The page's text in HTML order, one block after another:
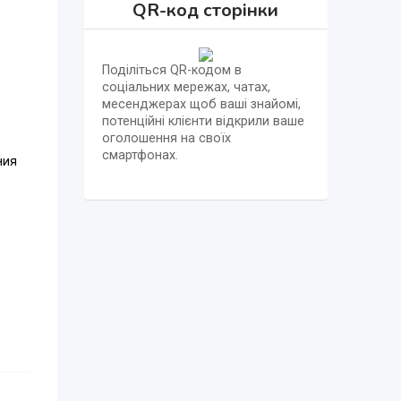
QR-код сторінки
Поділіться QR-кодом в
соціальних мережах, чатах,
месенджерах щоб ваші знайомі,
потенційні клієнти відкрили ваше
оголошення на своїх
смартфонах.